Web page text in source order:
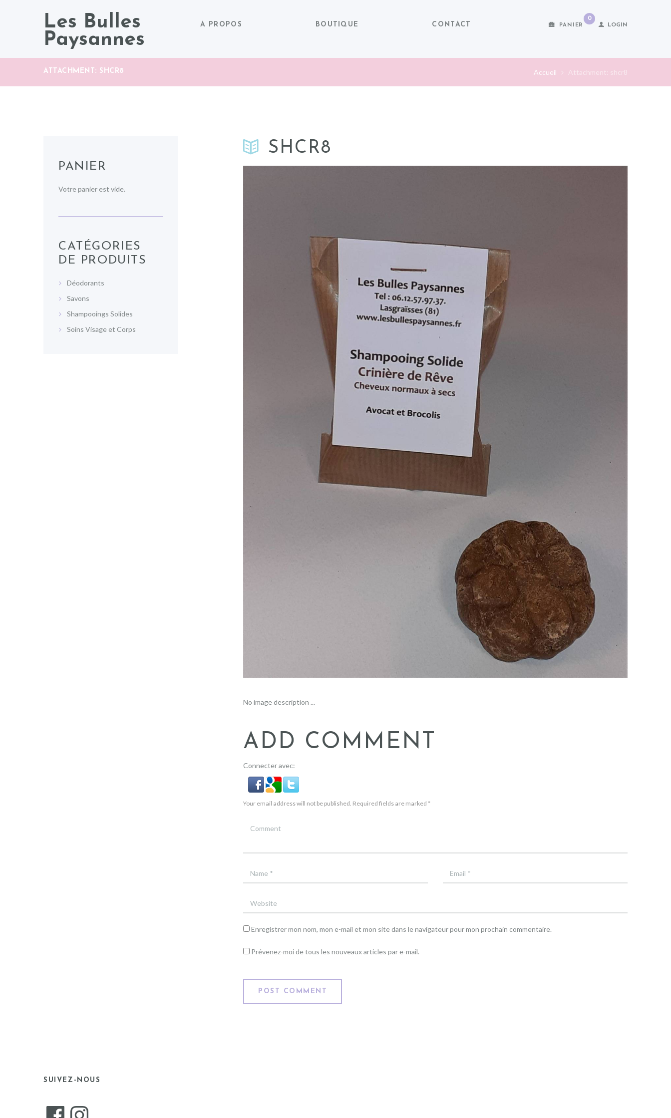
Les Bulles
Paysannes
A PROPOS BOUTIQUE CONTACT LOGIN
PANIER
0
ATTACHMENT: SHCR8 Accueil Attachment: shcr8
SHCR8
No image description ...
ADD COMMENT
Connecter avec:
Your email address will not be published. Required fields are marked *
Enregistrer mon nom, mon e-mail et mon site dans le navigateur pour mon prochain commentaire.
Prévenez-moi de tous les nouveaux articles par e-mail.
PANIER
Votre panier est vide.
CATÉGORIES
DE PRODUITS
Déodorants
Savons
Shampooings Solides
Soins Visage et Corps
SUIVEZ-NOUS
FacebookInstagram